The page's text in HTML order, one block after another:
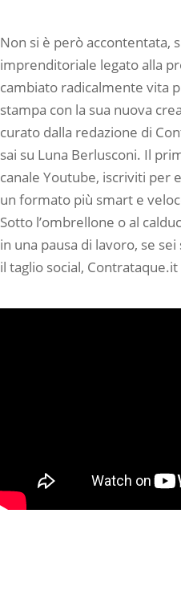
Non si è però accontentata,
imprenditoriale legato alla
cambiato radicalmente vita
stampa con la sua nuova
curato dalla redazione di
sai su Luna Berlusconi. Il
canale Youtube, iscriviti per
un formato più smart e
Sotto l’ombrellone o al
in una pausa di lavoro, se
il taglio social, Contrataque.it